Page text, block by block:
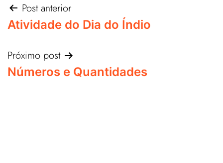
Post anterior
Atividade do Dia do Índio
Próximo post
Números e Quantidades